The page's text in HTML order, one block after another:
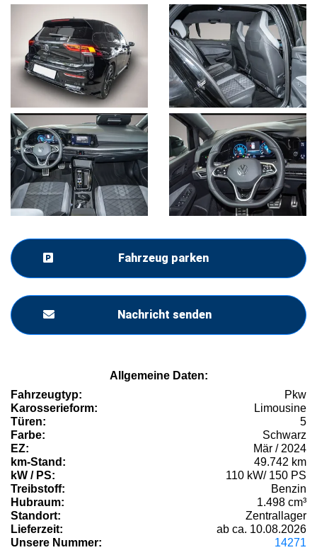
Fahrzeug parken
Nachricht senden
Allgemeine Daten:
Fahrzeugtyp:
Pkw
Karosserieform:
Limousine
Türen:
5
Farbe:
Schwarz
EZ:
Mär / 2024
km-Stand:
49.742 km
kW / PS:
110 kW/ 150 PS
Treibstoff:
Benzin
Hubraum:
1.498 cm³
Standort:
Zentrallager
Lieferzeit:
ab ca. 10.08.2026
Unsere Nummer:
14271